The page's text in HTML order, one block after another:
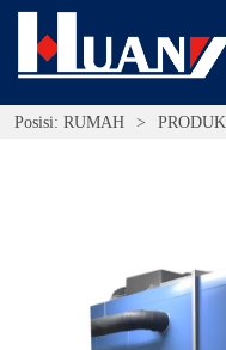
Posisi: RUMAH > PRODUK